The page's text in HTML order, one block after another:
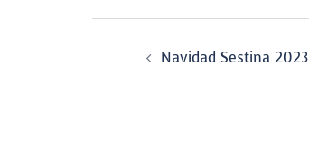
Navegador
Navidad Sestina 2023